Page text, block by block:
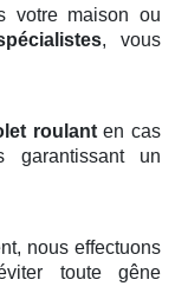
votre maison ou
, vous
roulanten cas
garantissant un
nous effectuons
toute gêne